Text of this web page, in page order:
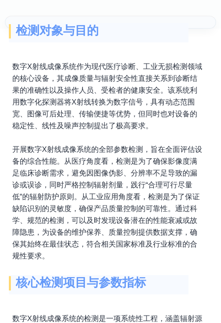
检测对象与目的
数字X射线成像系统作为现代医疗诊断、工业无损检测领域
的核心设备，其成像质量与辐射安全性直接关系到诊断结
果的准确性以及操作人员、受检者的健康安全。该系统利
用数字化探测器将X射线转换为数字信号，具有动态范围
宽、图像可后处理、传输便捷等优势，但同时也对设备的
稳定性、线性及噪声控制提出了极高要求。
开展数字X射线成像系统的全部参数检测，旨在全面评估设
备的综合性能。从医疗角度看，检测是为了确保影像度满
足临床诊断需求，避免因图像伪影、分辨率不足导致的漏
诊或误诊，同时严格控制辐射剂量，践行“合理可行尽量
低”的辐射防护原则。从工业应用角度看，检测是为了保证
缺陷识别的灵敏度，确保产品质量控制的可靠性。通过科
学、规范的检测，可以及时发现设备潜在的性能衰减或故
障隐患，为设备的维护保养、质量控制提供数据支撑，确
保其始终在最佳状态，符合相关国家标准及行业标准的合
规性要求。
核心检测项目与参数指标
数字X射线成像系统的检测是一项系统性工程，涵盖辐射源